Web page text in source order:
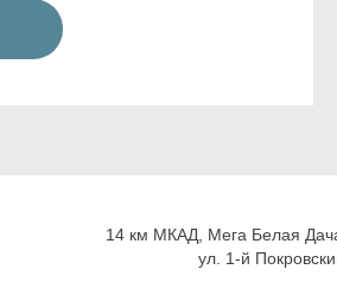
14 км МКАД, Мега Белая
ул. 1-й